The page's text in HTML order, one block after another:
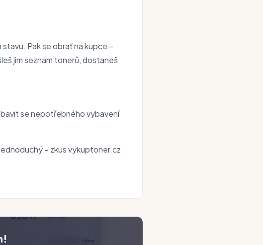
Pak se obrať na kupce –
jim seznam tonerů, dostaneš
se nepotřebného vybavení
– zkus vykuptoner.cz